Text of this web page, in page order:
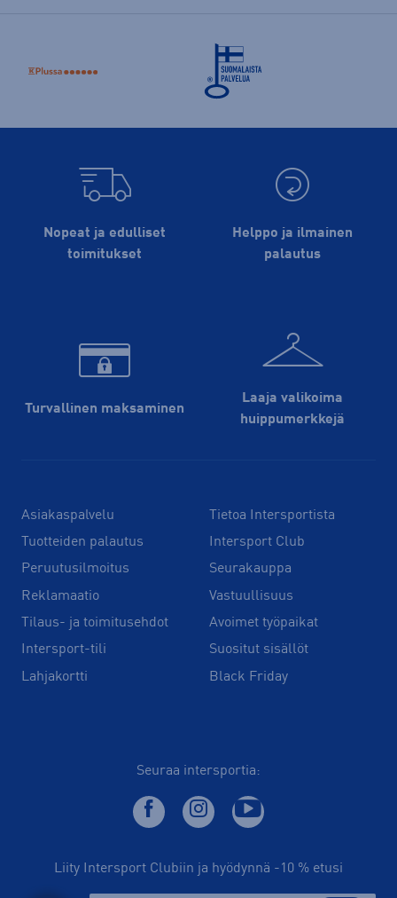
Nopeat ja edulliset
toimitukset
Helppo ja ilmainen
palautus
Turvallinen maksaminen
Laaja valikoima
huippu­merkkejä
Asiakaspalvelu
Tuotteiden palautus
Peruutusilmoitus
Reklamaatio
Tilaus- ja toimitusehdot
Intersport-tili
Lahjakortti
Tietoa Intersportista
Intersport Club
Seurakauppa
Vastuullisuus
Avoimet työpaikat
Suositut sisällöt
Black Friday
Seuraa intersportia:
Liity Intersport Clubiin ja hyödynnä -10 % etusi